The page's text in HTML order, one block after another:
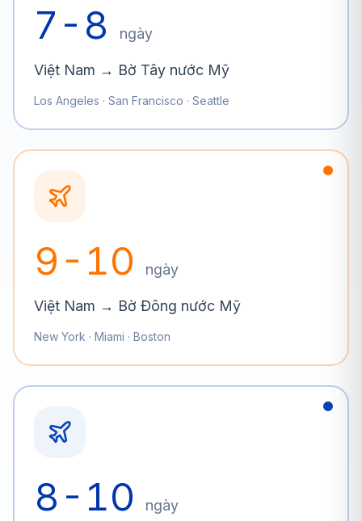
7-8 ngày
Việt Nam → Bờ Tây nước Mỹ
Los Angeles · San Francisco · Seattle
9-10 ngày
Việt Nam → Bờ Đông nước Mỹ
New York · Miami · Boston
8-10 ngày